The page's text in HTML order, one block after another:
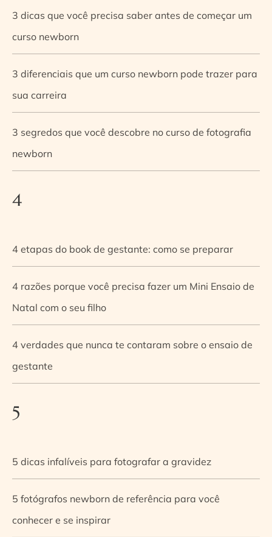
3 dicas que você precisa saber antes de começar um
curso newborn
3 diferenciais que um curso newborn pode trazer para
sua carreira
3 segredos que você descobre no curso de fotografia
newborn
4
4 etapas do book de gestante: como se preparar
4 razões porque você precisa fazer um Mini Ensaio de
Natal com o seu filho
4 verdades que nunca te contaram sobre o ensaio de
gestante
5
5 dicas infalíveis para fotografar a gravidez
5 fotógrafos newborn de referência para você
conhecer e se inspirar